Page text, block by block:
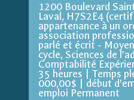
1200 Boulevard
Laval, H7S2E4
appartenance à un
association
parlé et écrit -
cycle, Sciences de
Comptabilité
35 heures | Temps
000,00$ | début
emploi Permanent